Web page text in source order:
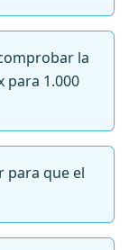
la
para 1.000
para que el